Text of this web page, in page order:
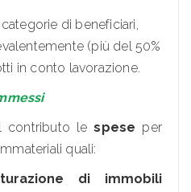
di beneficiari,
(più del 50%
in conto lavorazione.
contributo lespese per
quali:
di immobili